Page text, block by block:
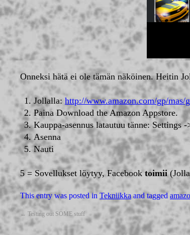
Onneksi hätä ei ole tämän näköinen. Heitin
Jollalla: http://www.amazon.com/gp/mas/
Paina Download the Amazon Appstore.
Kauppa-asennus latautuu tänne: Settings
Asenna
Nauti
5 = Sovellukset löytyy, Facebooktoimii
This entry was posted in Tekniikkaand tagged
← Testing out SOME stuff